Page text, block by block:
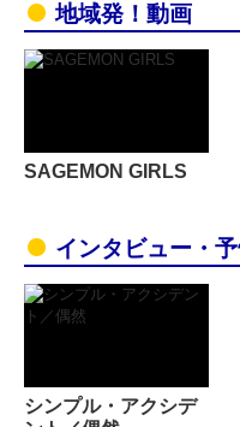
地域発！動画
SAGEMON GIRLS
インタビュー・
シンプル・アクシデ